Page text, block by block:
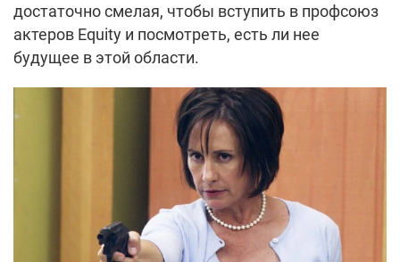
достаточно смелая, чтобы вступить в профсоюз
актеров Equity и посмотреть, есть ли нее
будущее в этой области.